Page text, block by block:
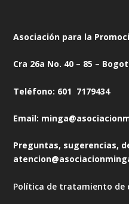
Asociación para la
Cra 26a No. 40 – 85 –
Teléfono: 601 7179434
Email:
Preguntas, sugerencias,
Política de tratamiento de